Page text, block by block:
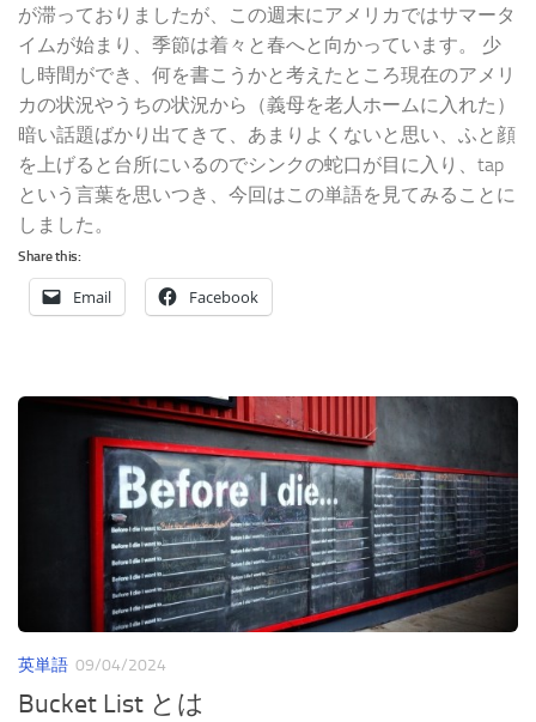
が滞っておりましたが、この週末にアメリカではサマータ
イムが始まり、季節は着々と春へと向かっています。 少
し時間ができ、何を書こうかと考えたところ現在のアメリ
カの状況やうちの状況から（義母を老人ホームに入れた）
暗い話題ばかり出てきて、あまりよくないと思い、ふと顔
を上げると台所にいるのでシンクの蛇口が目に入り、tap
という言葉を思いつき、今回はこの単語を見てみることに
しました。
Share this:
Email Facebook
英単語 09/04/2024
Bucket List とは